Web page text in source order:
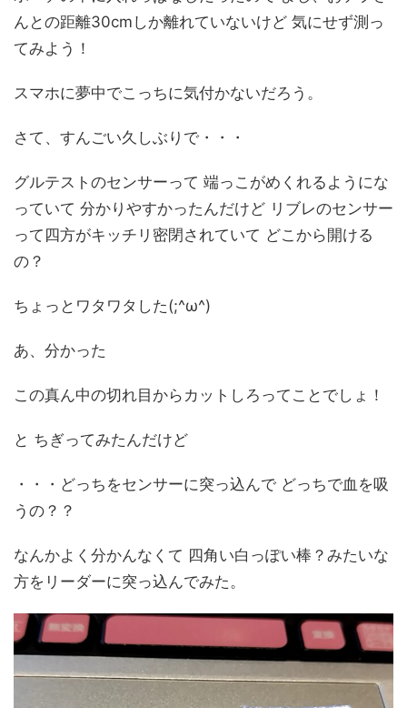
んとの距離30cmしか離れていないけど 気にせず測っ
てみよう！
スマホに夢中でこっちに気付かないだろう。
さて、すんごい久しぶりで・・・
グルテストのセンサーって 端っこがめくれるようにな
っていて 分かりやすかったんだけど リブレのセンサー
って四方がキッチリ密閉されていて どこから開ける
の？
ちょっとワタワタした(;^ω^)
あ、分かった
この真ん中の切れ目からカットしろってことでしょ！
と ちぎってみたんだけど
・・・どっちをセンサーに突っ込んで どっちで血を吸
うの？？
なんかよく分かんなくて 四角い白っぽい棒？みたいな
方をリーダーに突っ込んでみた。